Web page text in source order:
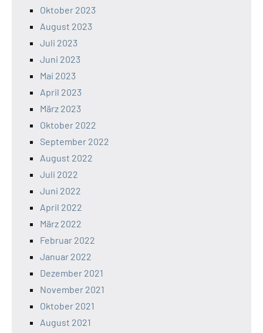
Oktober 2023
August 2023
Juli 2023
Juni 2023
Mai 2023
April 2023
März 2023
Oktober 2022
September 2022
August 2022
Juli 2022
Juni 2022
April 2022
März 2022
Februar 2022
Januar 2022
Dezember 2021
November 2021
Oktober 2021
August 2021